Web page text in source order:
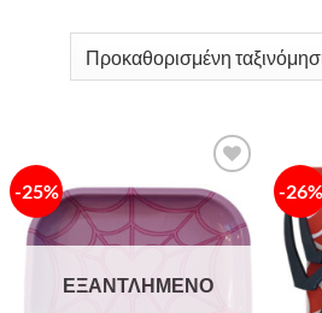
-25%
Πρόσθήκη
στην λίστα
επιθυμιών
ΕΞΑΝΤΛΗΜΈΝΟ
-26%